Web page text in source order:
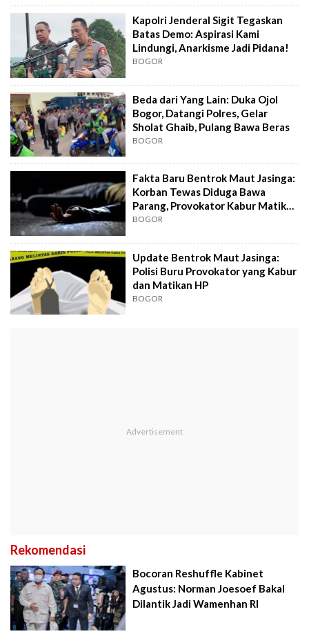
Kapolri Jenderal Sigit Tegaskan
Batas Demo: Aspirasi Kami
Lindungi, Anarkisme Jadi Pidana!
BOGOR
Beda dari Yang Lain: Duka Ojol
Bogor, Datangi Polres, Gelar
Sholat Ghaib, Pulang Bawa Beras
BOGOR
Fakta Baru Bentrok Maut Jasinga:
Korban Tewas Diduga Bawa
Parang, Provokator Kabur Matikan
HP
BOGOR
Update Bentrok Maut Jasinga:
Polisi Buru Provokator yang Kabur
dan Matikan HP
BOGOR
Rekomendasi
Bocoran Reshuffle Kabinet
Agustus: Norman Joesoef Bakal
Dilantik Jadi Wamenhan RI